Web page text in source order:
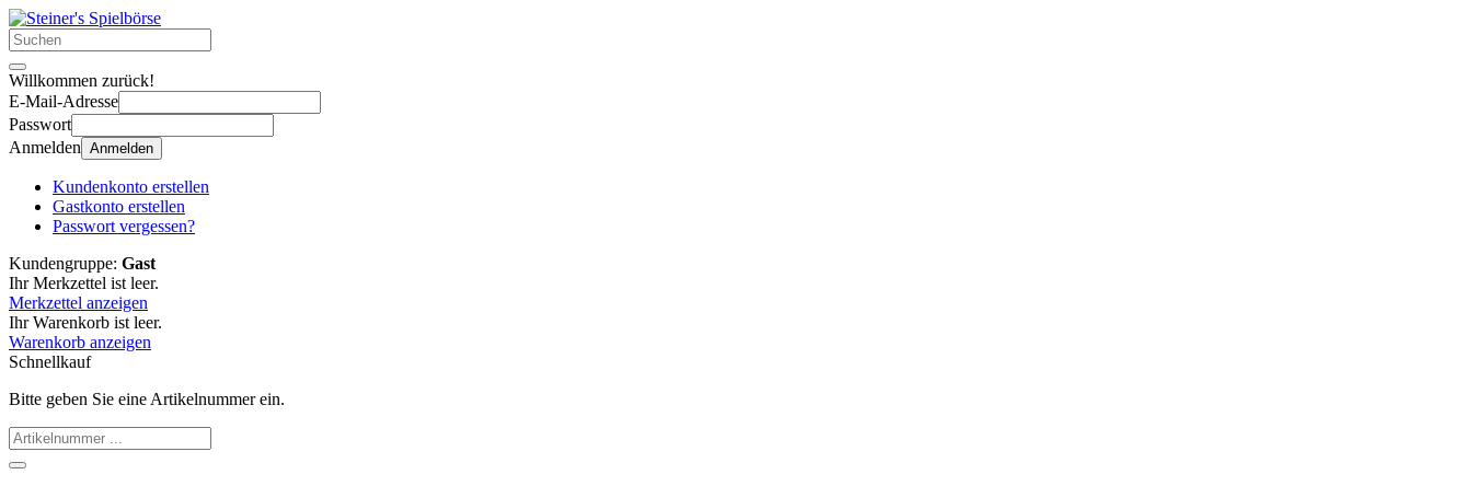
Willkommen zurück!
E-Mail-Adresse
Passwort
Anmelden Anmelden
Kundenkonto erstellen
Gastkonto erstellen
Passwort vergessen?
Kundengruppe: Gast
Ihr Merkzettel ist leer.
Merkzettel anzeigen
Ihr Warenkorb ist leer.
Warenkorb anzeigen
Schnellkauf
Bitte geben Sie eine Artikelnummer ein.